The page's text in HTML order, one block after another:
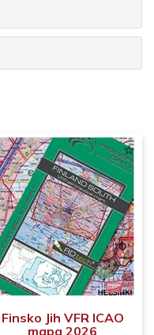
Finsko Jih VFR ICAO
mapa 2026